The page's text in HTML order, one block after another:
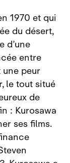
1970 et qui
du désert,
d’une
entre
peur
le tout situé
de
: Kurosawa
ses films.